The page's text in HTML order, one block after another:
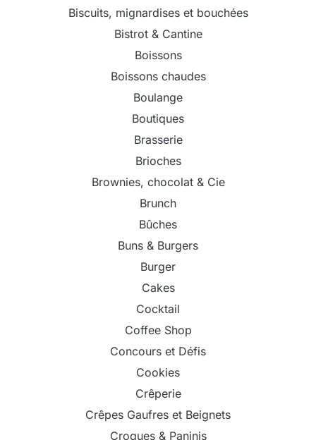
Biscuits, mignardises et bouchées
Bistrot & Cantine
Boissons
Boissons chaudes
Boulange
Boutiques
Brasserie
Brioches
Brownies, chocolat & Cie
Brunch
Bûches
Buns & Burgers
Burger
Cakes
Cocktail
Coffee Shop
Concours et Défis
Cookies
Crêperie
Crêpes Gaufres et Beignets
Croques & Paninis